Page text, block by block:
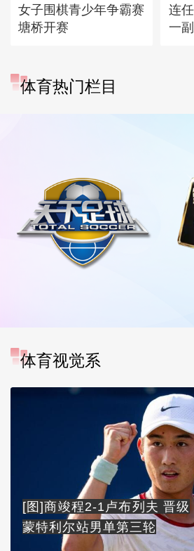
女子围棋青少年争霸赛
塘桥开赛
连
一
体育热门栏目
体育视觉系
[图]商竣程2-1卢布列夫 晋级
蒙特利尔站男单第三轮